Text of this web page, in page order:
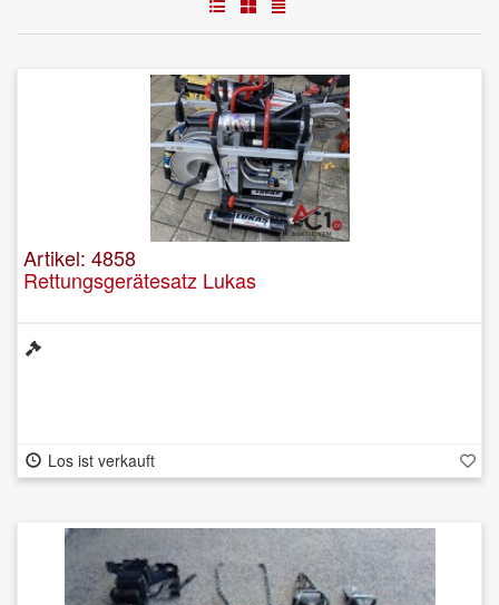
Artikel: 4858
Rettungsgerätesatz Lukas
Los ist verkauft